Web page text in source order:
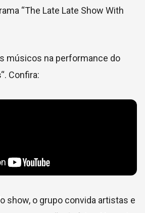
“The Late Late Show With
músicos na performance do
“. Confira:
show, o grupo convida artistas e